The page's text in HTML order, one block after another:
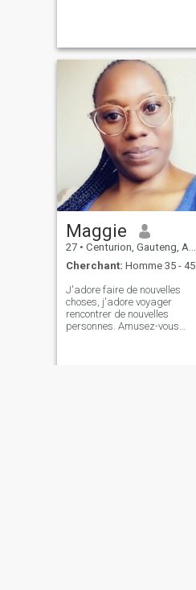
Maggie
27 • Centurion, Gauteng, Afrique du Sud
Cherchant: Homme 35 - 45
J'adore faire de nouvelles
choses, j'adore voyager
rencontrer de nouvelles
personnes. Amusez-vous